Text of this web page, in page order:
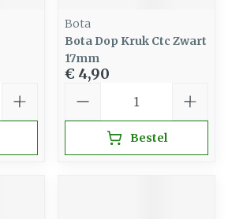
Bota
Bota Dop Kruk Ctc Zwart
17mm
€ 4,90
Bestel